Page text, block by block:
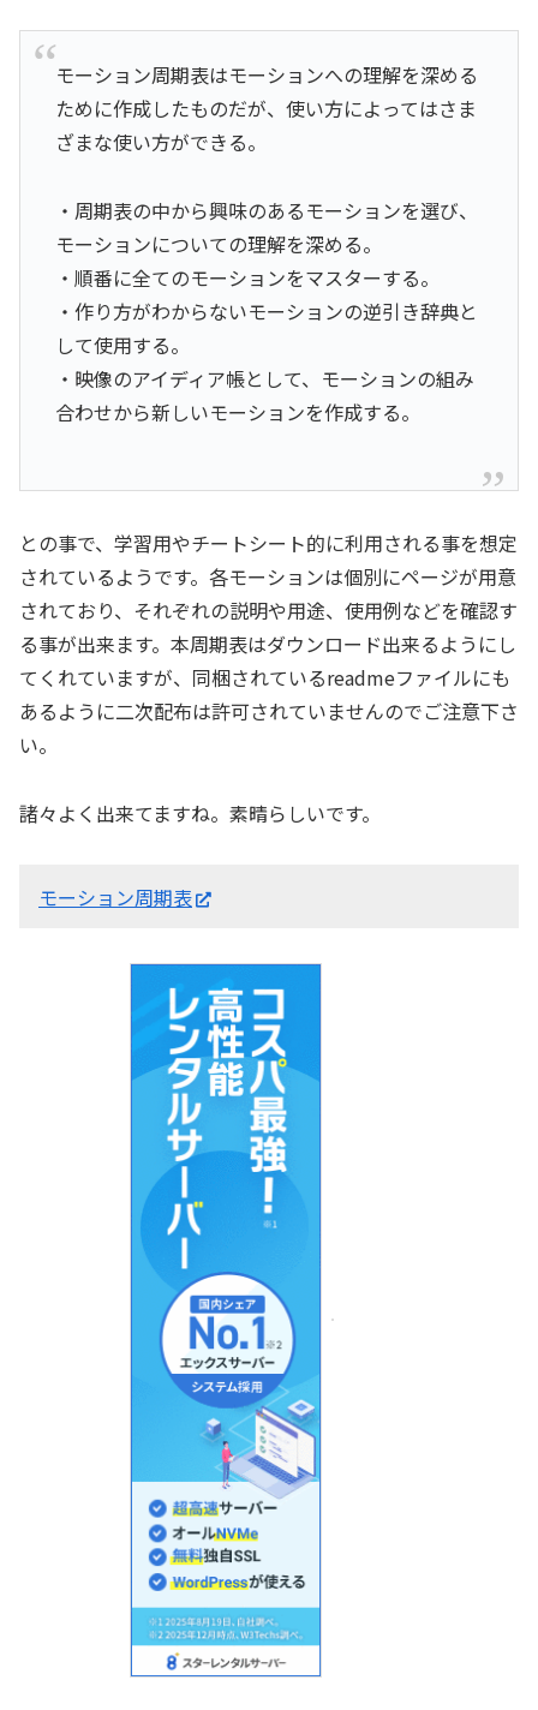
モーション周期表はモーションへの理解を深める
ために作成したものだが、使い方によってはさま
ざまな使い方ができる。
・周期表の中から興味のあるモーションを選び、
モーションについての理解を深める。
・順番に全てのモーションをマスターする。
・作り方がわからないモーションの逆引き辞典と
して使用する。
・映像のアイディア帳として、モーションの組み
合わせから新しいモーションを作成する。
との事で、学習用やチートシート的に利用される事を想定
されているようです。各モーションは個別にページが用意
されており、それぞれの説明や用途、使用例などを確認す
る事が出来ます。本周期表はダウンロード出来るようにし
てくれていますが、同梱されているreadmeファイルにも
あるように二次配布は許可されていませんのでご注意下さ
い。
諸々よく出来てますね。素晴らしいです。
モーション周期表